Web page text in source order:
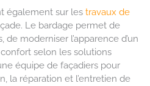
également sur les travaux de
Le bardage permet de
moderniser l’apparence d’un
selon les solutions
équipe de façadiers pour
la réparation et l’entretien de